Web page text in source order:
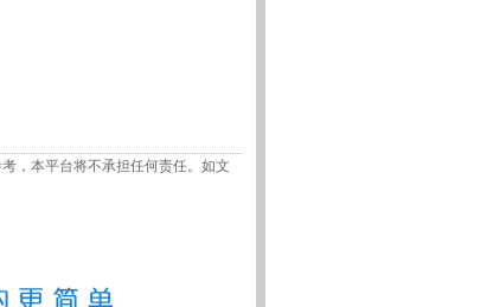
，本平台将不承担任何责任。如文